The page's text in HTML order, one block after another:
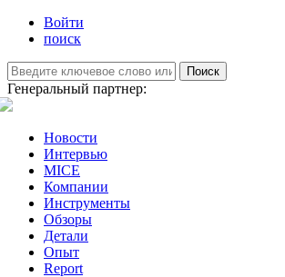
Войти
поиск
Поиск
Генеральный партнер:
Новости
Интервью
MICE
Компании
Инструменты
Обзоры
Детали
Опыт
Report